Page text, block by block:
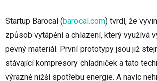
Startup Barocal (barocal.com) tvrdí, že
způsob vytápění a chlazení, který využívá
pevný materiál. První prototypy jsou již
stávající kompresory chladniček a tato
výrazně nižší spotřebu energie. A navíc